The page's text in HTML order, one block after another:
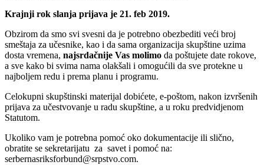
Krajnji rok slanja prijava je 21. feb 2019.
Obzirom da smo svi svesni da je potrebno obezbediti veći broj
smeštaja za učesnike, kao i da sama organizacija skupštine uzima
dosta vremena, najsrdačnije Vas molimo da poštujete date rokove,
a sve kako bi svima nama olakšali i omogućili da sve protekne u
najboljem redu i prema planu i programu.
Celokupni skupštinski materijal dobićete, e-poštom, nakon izvršenih
prijava za učestvovanje u radu skupštine, a u roku predvidjenom
Statutom.
Ukoliko vam je potrebna pomoć oko dokumentacije ili slično,
obratite se sekretarijatu za savet i pomoć na:
serbernasriksforbund@srpstvo.com.